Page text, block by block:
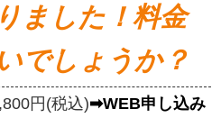
ました！料金
でしょうか？
円(税込)➡WEB申し込み